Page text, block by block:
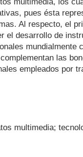
pues ésta
Al respecto, el
el desarrollo de
mundialmente
las
empleados por
multimedia;